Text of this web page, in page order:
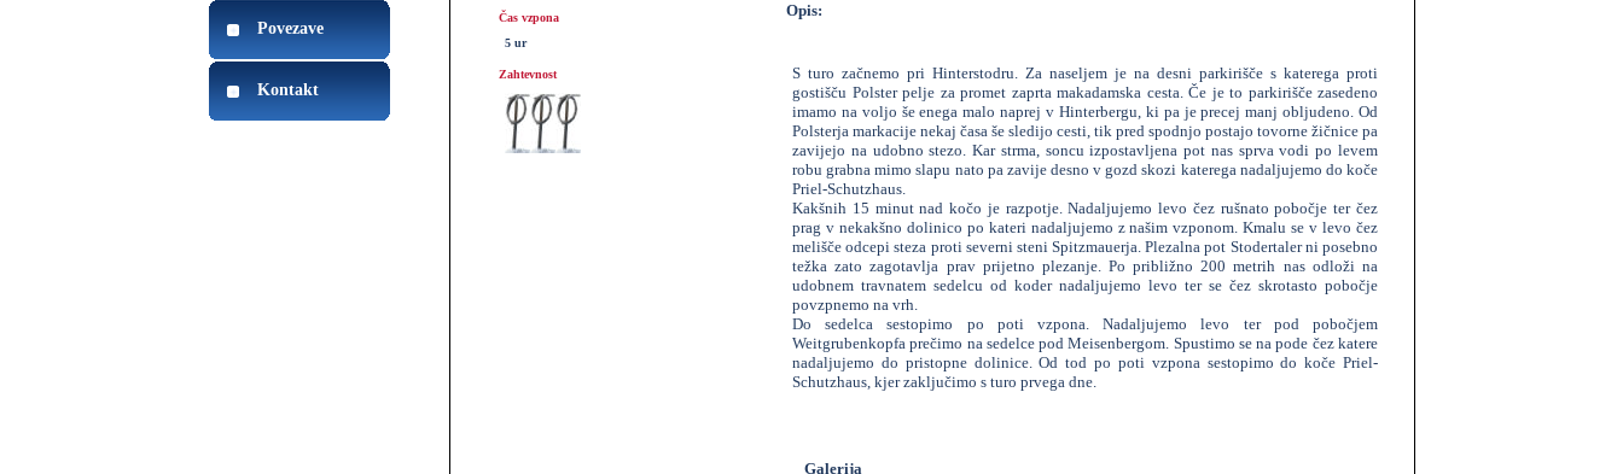
Povezave
Kontakt
Čas vzpona
5 ur
Zahtevnost
Opis:
S turo začnemo pri Hinterstodru. Za naseljem je na desni parkirišče s katerega proti
gostišču Polster pelje za promet zaprta makadamska cesta. Če je to parkirišče zasedeno
imamo na voljo še enega malo naprej v Hinterbergu, ki pa je precej manj obljudeno. Od
Polsterja markacije nekaj časa še sledijo cesti, tik pred spodnjo postajo tovorne žičnice pa
zavijejo na udobno stezo. Kar strma, soncu izpostavljena pot nas sprva vodi po levem
robu grabna mimo slapu nato pa zavije desno v gozd skozi katerega nadaljujemo do koče
Priel-Schutzhaus.
Kakšnih 15 minut nad kočo je razpotje. Nadaljujemo levo čez rušnato pobočje ter čez
prag v nekakšno dolinico po kateri nadaljujemo z našim vzponom. Kmalu se v levo čez
melišče odcepi steza proti severni steni Spitzmauerja. Plezalna pot Stodertaler ni posebno
težka zato zagotavlja prav prijetno plezanje. Po približno 200 metrih nas odloži na
udobnem travnatem sedelcu od koder nadaljujemo levo ter se čez skrotasto pobočje
povzpnemo na vrh.
Do sedelca sestopimo po poti vzpona. Nadaljujemo levo ter pod pobočjem
Weitgrubenkopfa prečimo na sedelce pod Meisenbergom. Spustimo se na pode čez katere
nadaljujemo do pristopne dolinice. Od tod po poti vzpona sestopimo do koče Priel-
Schutzhaus, kjer zaključimo s turo prvega dne.
Galerija